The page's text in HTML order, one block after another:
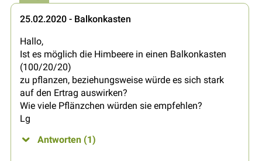
25.02.2020 - Balkonkasten
Hallo,
Ist es möglich die Himbeere in einen Balkonkasten
(100/20/20)
zu pflanzen, beziehungsweise würde es sich stark
auf den Ertrag auswirken?
Wie viele Pflänzchen würden sie empfehlen?
Lg
Antworten (1)